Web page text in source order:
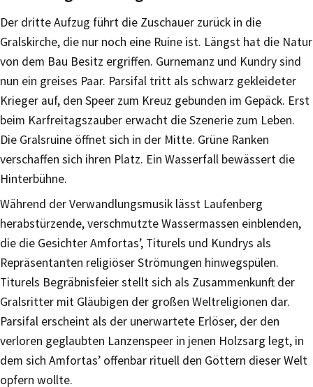
Der dritte Aufzug führt die Zuschauer zurück in die
Gralskirche, die nur noch eine Ruine ist. Längst hat die Natur
von dem Bau Besitz ergriffen. Gurnemanz und Kundry sind
nun ein greises Paar. Parsifal tritt als schwarz gekleideter
Krieger auf, den Speer zum Kreuz gebunden im Gepäck. Erst
beim Karfreitagszauber erwacht die Szenerie zum Leben.
Die Gralsruine öffnet sich in der Mitte. Grüne Ranken
verschaffen sich ihren Platz. Ein Wasserfall bewässert die
Hinterbühne.
Während der Verwandlungsmusik lässt Laufenberg
herabstürzende, verschmutzte Wassermassen einblenden,
die die Gesichter Amfortas’, Titurels und Kundrys als
Repräsentanten religiöser Strömungen hinwegspülen.
Titurels Begräbnisfeier stellt sich als Zusammenkunft der
Gralsritter mit Gläubigen der großen Weltreligionen dar.
Parsifal erscheint als der unerwartete Erlöser, der den
verloren geglaubten Lanzenspeer in jenen Holzsarg legt, in
dem sich Amfortas’ offenbar rituell den Göttern dieser Welt
opfern wollte.